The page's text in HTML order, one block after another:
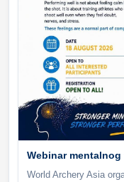
Webinar
World Archery Asia